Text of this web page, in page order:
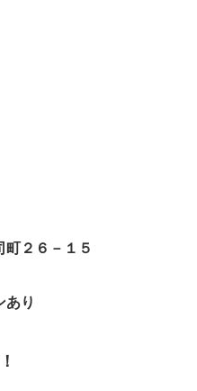
町２６－１５
あり